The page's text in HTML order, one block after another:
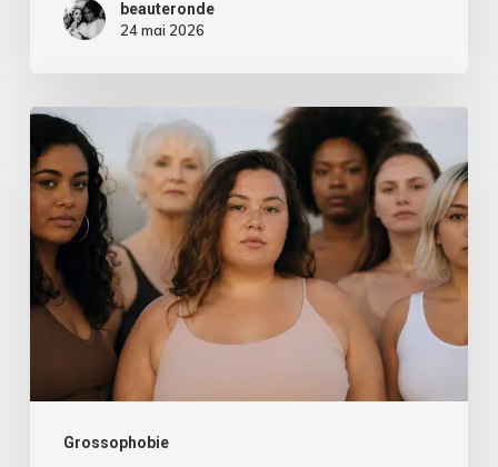
Cannes
beauteronde
24 mai 2026
Grossophobie
Beauty
privilège
:
pourquoi
les
personnes
belles
elles
mieux